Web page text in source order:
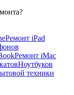
Ремонт iPad
Ремонт iMac
Ноутбуков
техники